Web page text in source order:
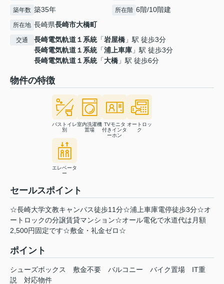
築年数 築35年 所在階 6階/10階建
所在地 長崎県長崎市大橋町
交通 長崎電気軌道１系統「岩屋橋 」駅 徒歩3分
長崎電気軌道１系統「浦上車庫 」駅 徒歩3分
長崎電気軌道１系統「大橋 」駅 徒歩6分
物件の特徴
バストイレ
別
室内洗濯機
置場
TVモニタ
付きインタ
ーホン
オートロッ
ク
エレベータ
ー
セールスポイント
☆長崎大学文教キャンパス徒歩11分☆浦上車庫電停徒歩3分☆オ
ートロックの分譲賃貸マンション☆オール電化で水道代は月額
2,500円固定です☆敷金・礼金ゼロ☆
ポイント
シューズボックス 敷金不要 バルコニー バイク置場
IT重
説
対応物件